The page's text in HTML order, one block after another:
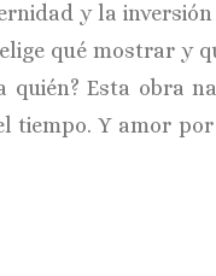
y la
qué mostrar y
quién? Esta obra
tiempo. Y amor